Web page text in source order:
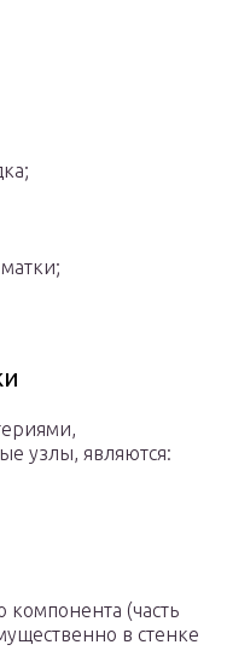
узлы, являются:
компонента (часть
в стенке